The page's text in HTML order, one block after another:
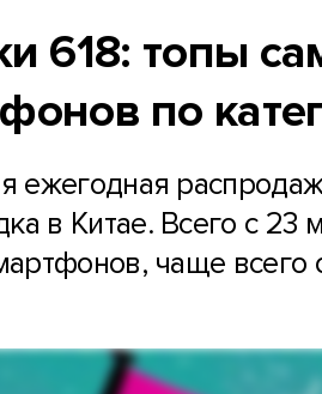
618: топы
по
ежегодная
в Китае. Всего с 23
чаще всего